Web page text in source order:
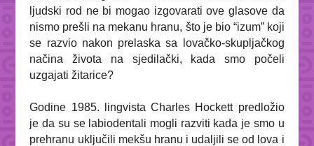
ljudski rod ne bi mogao izgovarati ove glasove da
nismo prešli na mekanu hranu, što je bio “izum” koji
se razvio nakon prelaska sa lovačko-skupljačkog
načina života na sjedilački, kada smo počeli
uzgajati žitarice?
Godine 1985. lingvista Charles Hockett predložio
je da su se labiodentali mogli razviti kada je smo u
prehranu uključili mekšu hranu i udaljili se od lova i